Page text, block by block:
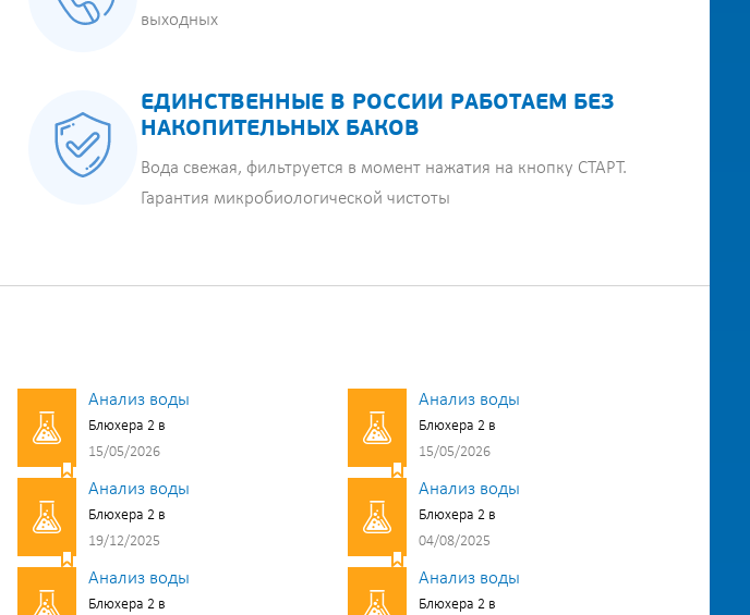
выходных
ЕДИНСТВЕННЫЕ В РОССИИ РАБОТАЕМ БЕЗ
НАКОПИТЕЛЬНЫХ БАКОВ
Вода свежая, фильтруется в момент нажатия на кнопку СТАРТ.
Гарантия микробиологической чистоты
Анализ воды
Блюхера 2 в
15/05/2026
Анализ воды
Блюхера 2 в
15/05/2026
Анализ воды
Блюхера 2 в
19/12/2025
Анализ воды
Блюхера 2 в
04/08/2025
Анализ воды
Блюхера 2 в
Анализ воды
Блюхера 2 в